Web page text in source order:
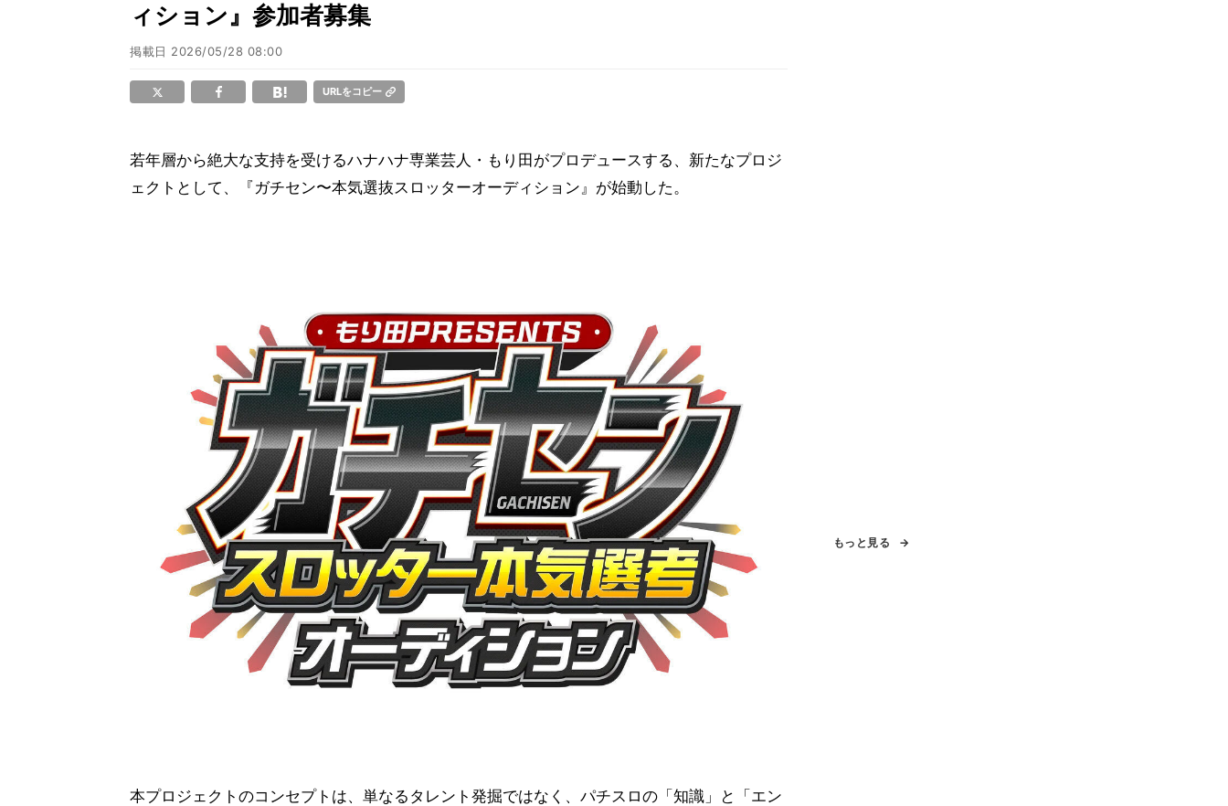
ィション』参加者募集
掲載日 2026/05/28 08:00
URLをコピー
若年層から絶大な支持を受けるハナハナ専業芸人・もり田がプロデュースする、新たなプロジ
ェクトとして、『ガチセン〜本気選抜スロッターオーディション』が始動した。
本プロジェクトのコンセプトは、単なるタレント発掘ではなく、パチスロの「知識」と「エン
もっと見る